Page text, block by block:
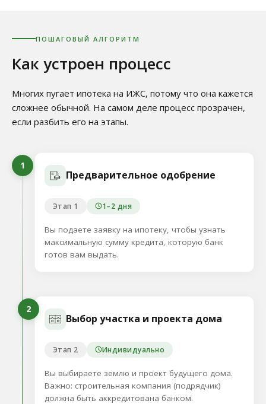
ПОШАГОВЫЙ АЛГОРИТМ
Как устроен процесс
Многих пугает ипотека на ИЖС, потому что она кажется
сложнее обычной. На самом деле процесс прозрачен,
если разбить его на этапы.
1
Предварительное одобрение
Этап 1 1–2 дня
Вы подаете заявку на ипотеку, чтобы узнать
максимальную сумму кредита, которую банк
готов вам выдать.
2
Выбор участка и проекта дома
Этап 2 Индивидуально
Вы выбираете землю и проект будущего дома.
Важно: строительная компания (подрядчик)
должна быть аккредитована банком.